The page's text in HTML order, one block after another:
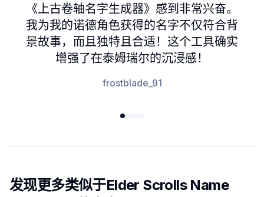
《上古卷轴名字生成器》感到非常兴奋。
我为我的诺德角色获得的名字不仅符合背
景故事，而且独特且合适！这个工具确实
增强了在泰姆瑞尔的沉浸感！
frostblade_91
发现更多类似于Elder Scrolls Name